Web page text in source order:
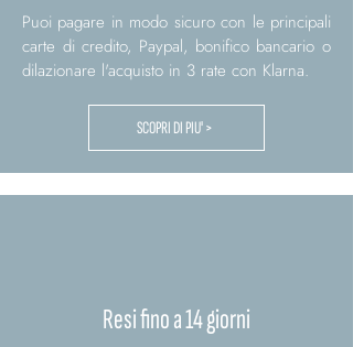
Puoi pagare in modo sicuro con le principali
carte di credito, Paypal, bonifico bancario o
dilazionare l'acquisto in 3 rate con Klarna.
SCOPRI DI PIU' >
Resi fino a 14 giorni